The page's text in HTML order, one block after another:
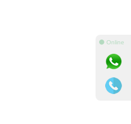
⚫ Online